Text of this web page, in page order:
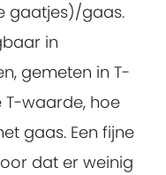
gaatjes)/gaas.
in
gemeten in T-
T-waarde, hoe
gaas. Een fijne
dat er weinig